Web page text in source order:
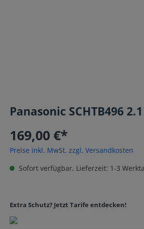
Panasonic SCHTB496
169,00 €*
Preise inkl. MwSt. zzgl. Versandkosten
Sofort verfügbar, Lieferzeit: 1-3
Extra Schutz? Jetzt Tarife entdecken!